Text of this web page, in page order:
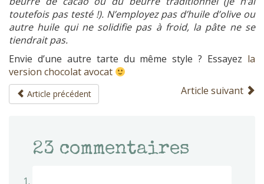
toutefois pas testé !). N’employez pas d’huile d’olive ou
autre huile qui ne solidifie pas à froid, la pâte ne se
tiendrait pas.
Envie d’une autre tarte du même style ? Essayez la
version chocolat avocat
Article précédent Article suivant
23 commentaires